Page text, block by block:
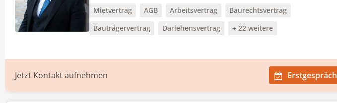
Mietvertrag AGB Arbeitsvertrag
Baurechtsvertrag
Bauträgervertrag
Darlehensvertrag + 22 weitere
Jetzt Kontakt aufnehmen Erstgespräch